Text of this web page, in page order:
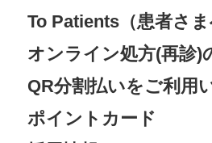
To Patients（患者さま
オンライン処方(再診)
QR分割払いをご利用
ポイントカード